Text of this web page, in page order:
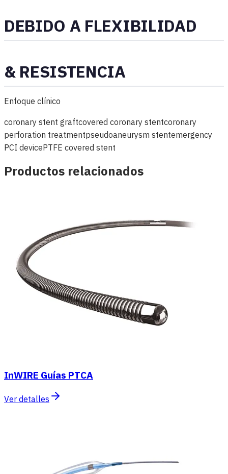
DEBIDO A FLEXIBILIDAD
& RESISTENCIA
Enfoque clínico
coronary stent graftcovered coronary stentcoronary
perforation treatmentpseudoaneurysm stentemergency
PCI devicePTFE covered stent
Productos relacionados
InWIRE Guías PTCA
Ver detalles